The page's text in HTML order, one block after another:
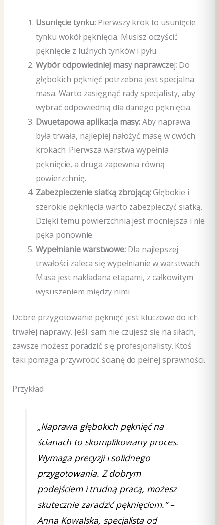
Usunięcie tynku:Pierwszy krok to usunięcie
tynku wokół pęknięcia. Musisz oczyścić
pęknięcie z luźnych tynków i pyłu.
Wybór odpowiedniej masy naprawczej:Do
głębokich pęknięć potrzebna jest specjalna
masa. Warto zasięgnąć rady specjalisty, aby
wybrać odpowiednią dla danego pęknięcia.
Dwuetapowa aplikacja masy:Aby naprawa
była trwała, najlepiej nałożyć masę w dwóch
krokach. Pierwsza warstwa wypełnia
pęknięcie, a druga zapewnia równą
powierzchnię.
Zabezpieczenie siatką zbrojącą:Głębokie i
szerokie pęknięcia warto zabezpieczyć siatką.
Dzięki temu powierzchnia jest mocniejsza i nie
pęka ponownie.
Wypełnianie warstwowe:Dla najlepszej
trwałości zaleca się wypełnianie w warstwach.
Masa jest nakładana etapami, z całkowitym
wysuszeniem między nimi.
Dobre przygotowanie pęknięć jest kluczowe do ich
trwałej naprawy. Jeśli sam nie czujesz się na siłach,
zawsze możesz poradzić się profesjonalisty. Ktoś
taki pomaga przywrócić ścianę do pełnej sprawności.
Przykład
„Naprawa głębokich pęknięć na
ścianach to skomplikowany proces.
Wymaga precyzji i solidnego
przygotowania. Z dobrym
podejściem i trudną pracą, możesz
skutecznie zaradzić pęknięciom.” –
Anna Kowalska, specjalista od